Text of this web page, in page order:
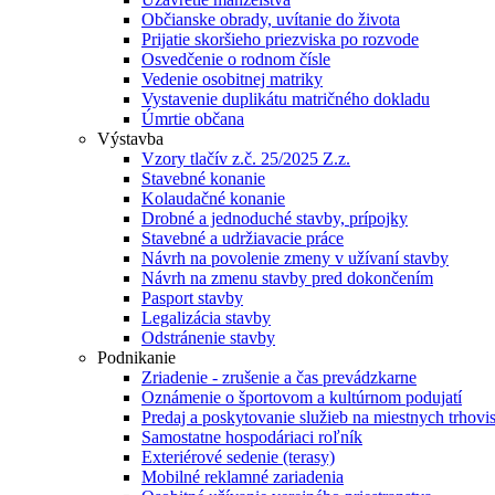
Občianske obrady, uvítanie do života
Prijatie skoršieho priezviska po rozvode
Osvedčenie o rodnom čísle
Vedenie osobitnej matriky
Vystavenie duplikátu matričného dokladu
Úmrtie občana
Výstavba
Vzory tlačív z.č. 25/2025 Z.z.
Stavebné konanie
Kolaudačné konanie
Drobné a jednoduché stavby, prípojky
Stavebné a udržiavacie práce
Návrh na povolenie zmeny v užívaní stavby
Návrh na zmenu stavby pred dokončením
Pasport stavby
Legalizácia stavby
Odstránenie stavby
Podnikanie
Zriadenie - zrušenie a čas prevádzkarne
Oznámenie o športovom a kultúrnom podujatí
Predaj a poskytovanie služieb na miestnych
Samostatne hospodáriaci roľník
Exteriérové sedenie (terasy)
Mobilné reklamné zariadenia